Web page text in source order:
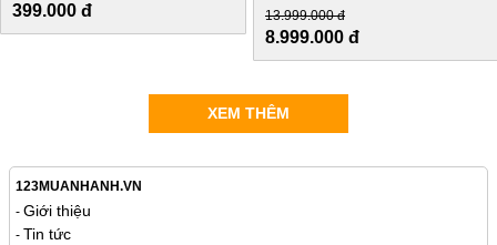
399.000 đ
13.999.000 đ
8.999.000 đ
XEM THÊM
123MUANHANH.VN
- Giới thiệu
- Tin tức